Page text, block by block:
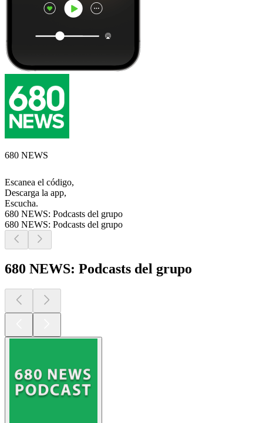
680 NEWS
Escanea el código,
Descarga la app,
Escucha.
680 NEWS: Podcasts del grupo
680 NEWS: Podcasts del grupo
680 NEWS: Podcasts del grupo